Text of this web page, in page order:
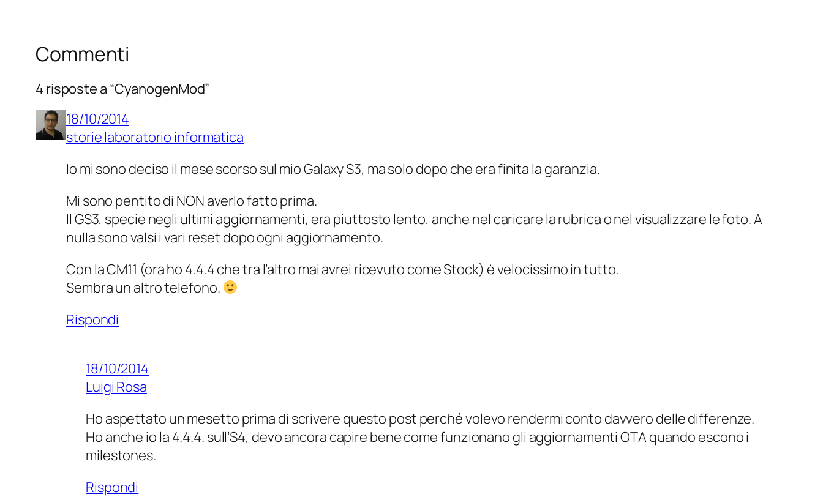
Commenti
4 risposte a “CyanogenMod”
18/10/2014
storie laboratorio informatica
Io mi sono deciso il mese scorso sul mio Galaxy S3, ma solo dopo che era finita la garanzia.
Mi sono pentito di NON averlo fatto prima.
Il GS3, specie negli ultimi aggiornamenti, era piuttosto lento, anche nel caricare la rubrica o nel visualizzare le foto. A
nulla sono valsi i vari reset dopo ogni aggiornamento.
Con la CM11 (ora ho 4.4.4 che tra l’altro mai avrei ricevuto come Stock) è velocissimo in tutto.
Sembra un altro telefono.
Rispondi
18/10/2014
Luigi Rosa
Ho aspettato un mesetto prima di scrivere questo post perché volevo rendermi conto davvero delle differenze.
Ho anche io la 4.4.4. sull’S4, devo ancora capire bene come funzionano gli aggiornamenti OTA quando escono i
milestones.
Rispondi